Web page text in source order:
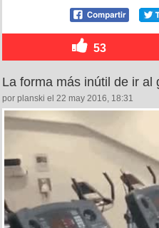
53
La forma más inútil de ir al
por planski el 22 may 2016, 18:31